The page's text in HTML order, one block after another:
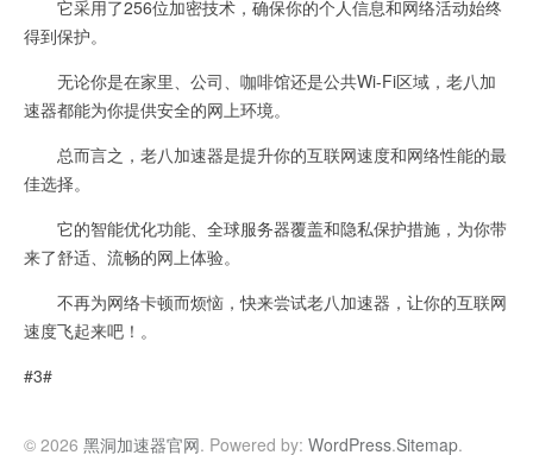
它采用了256位加密技术，确保你的个人信息和网络活动始终
得到保护。
无论你是在家里、公司、咖啡馆还是公共Wi-Fi区域，老八加
速器都能为你提供安全的网上环境。
总而言之，老八加速器是提升你的互联网速度和网络性能的最
佳选择。
它的智能优化功能、全球服务器覆盖和隐私保护措施，为你带
来了舒适、流畅的网上体验。
不再为网络卡顿而烦恼，快来尝试老八加速器，让你的互联网
速度飞起来吧！。
#3#
© 2026 黑洞加速器官网. Powered by: WordPress.Sitemap.